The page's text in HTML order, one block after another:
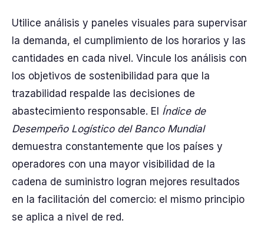
Utilice análisis y paneles visuales para supervisar
la demanda, el cumplimiento de los horarios y las
cantidades en cada nivel. Vincule los análisis con
los objetivos de sostenibilidad para que la
trazabilidad respalde las decisiones de
abastecimiento responsable. El Índice de
Desempeño Logístico del Banco Mundial
demuestra constantemente que los países y
operadores con una mayor visibilidad de la
cadena de suministro logran mejores resultados
en la facilitación del comercio: el mismo principio
se aplica a nivel de red.